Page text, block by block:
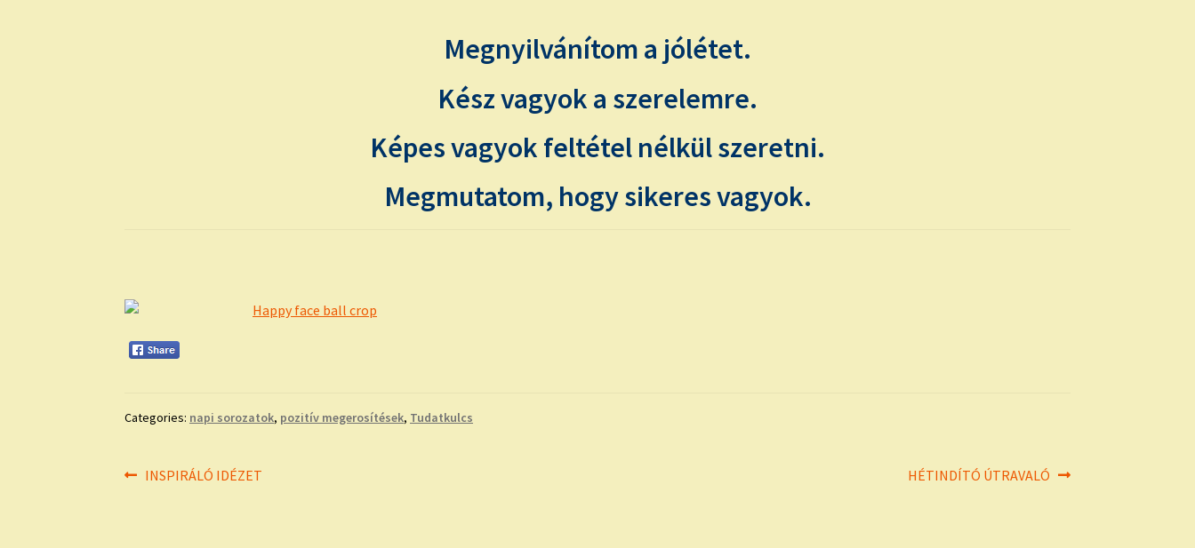
Megnyilvánítom a jólétet.
Kész vagyok a szerelemre.
Képes vagyok feltétel nélkül szeretni.
Megmutatom, hogy sikeres vagyok.
Categories: napi sorozatok, pozitív megerosítések, Tudatkulcs
Bejegyzés
Previous
INSPIRÁLÓ IDÉZET
Next
HÉTINDÍTÓ ÚTRAVALÓ